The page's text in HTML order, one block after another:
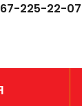
225-22-07